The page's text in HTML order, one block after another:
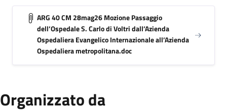
ARG 40 CM 28mag26 Mozione Passaggio
dell’Ospedale S. Carlo di Voltri dall’Azienda
Ospedaliera Evangelico Internazionale all’Azienda
Ospedaliera metropolitana.doc
Organizzato da